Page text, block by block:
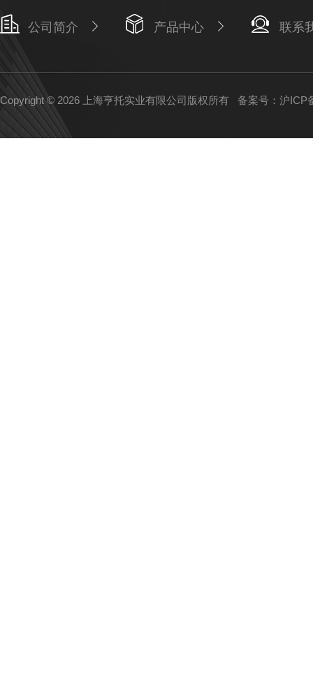
公司简介 产品中心 联系
Copyright © 2026 上海亨托实业有限公司版权所有 备案号：沪ICP